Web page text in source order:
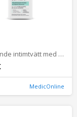
Skyddande intimtvätt med prebiotika för känslig hud
MedicOnline